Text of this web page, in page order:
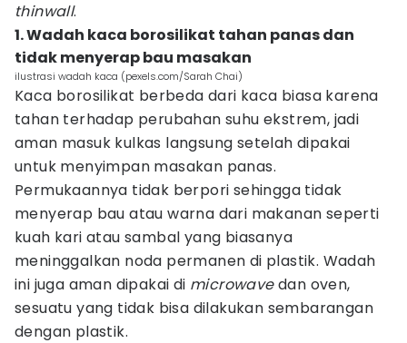
thinwall.
1. Wadah kaca borosilikat tahan panas dan
tidak menyerap bau masakan
ilustrasi wadah kaca (pexels.com/Sarah Chai)
Kaca borosilikat berbeda dari kaca biasa karena
tahan terhadap perubahan suhu ekstrem, jadi
aman masuk kulkas langsung setelah dipakai
untuk menyimpan masakan panas.
Permukaannya tidak berpori sehingga tidak
menyerap bau atau warna dari makanan seperti
kuah kari atau sambal yang biasanya
meninggalkan noda permanen di plastik. Wadah
ini juga aman dipakai di microwavedan oven,
sesuatu yang tidak bisa dilakukan sembarangan
dengan plastik.